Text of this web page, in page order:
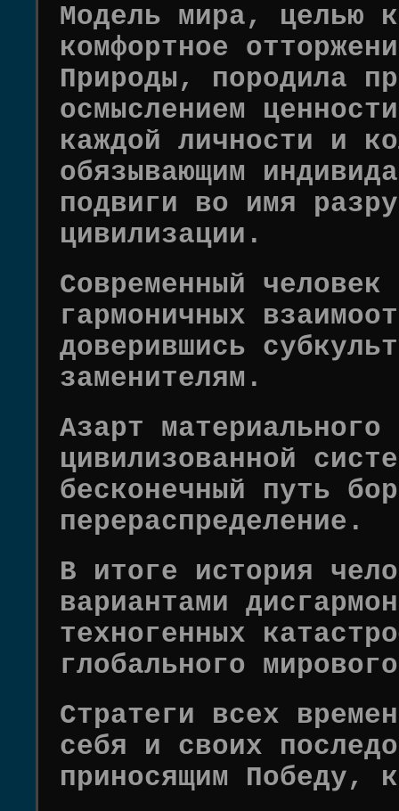
Модель мира, целью
комфортное
Природы, породила
осмыслением
каждой личности и
обязывающим
подвиги во имя
цивилизации.
Современный
гармоничных
доверившись
заменителям.
Азарт материального
цивилизованной
бесконечный путь
перераспределение.
В итоге история
вариантами
техногенных
глобального
Стратеги всех
себя и своих
приносящим Победу,